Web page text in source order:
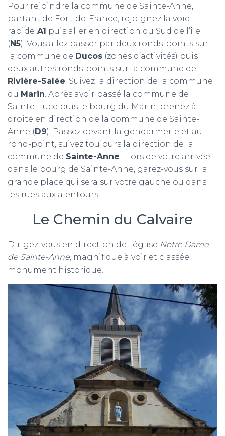
Pour rejoindre la commune de Sainte-Anne,
partant de Fort-de-France, rejoignez la voie
rapide A1 puis aller en direction du Sud de l’île
(N5). Vous allez passer par deux ronds-points sur
la commune de Ducos (zones d’activités) puis
deux autres ronds-points sur la commune de
Rivière-Salée . Suivez la direction de la commune
du Marin . Après avoir passé la commune de
Sainte-Luce puis le bourg du Marin, prenez à
droite en direction de la commune de Sainte-
Anne (D9). Passez devant la gendarmerie et au
rond-point, suivez toujours la direction de la
commune de Sainte-Anne
. Lors de votre arrivée
dans le bourg de Sainte-Anne, garez-vous sur la
grande place qui sera sur votre gauche ou dans
les rues aux alentours.
Le Chemin du Calvaire
Dirigez-vous en direction de l’église Notre Dame
de Sainte-Anne, magnifique à voir et classée
monument historique.